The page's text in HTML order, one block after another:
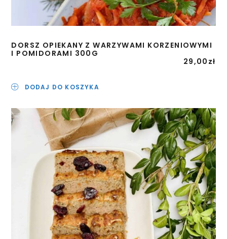
DORSZ OPIEKANY Z WARZYWAMI KORZENIOWYMI
I POMIDORAMI 300G
29,00 zł
DODAJ DO KOSZYKA